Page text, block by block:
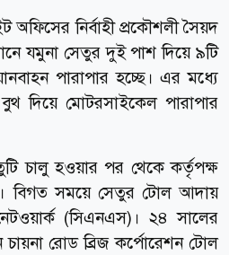
অফিসের নির্বাহী প্রকৌশলী সৈয়দ
যমুনা সেতুর দুই পাশ দিয়ে ৯টি
পারাপার হচ্ছে। এর মধ্যে
দিয়ে মোটরসাইকেল পারাপার
চালু হওয়ার পর থেকে কর্তৃপক্ষ
সময়ে সেতুর টোল আদায়
(সিএনএস)। ২৪ সালের
রোড ব্রিজ কর্পোরেশন টোল